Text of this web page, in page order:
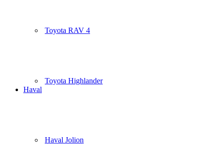
Toyota RAV 4
Toyota Highlander
Haval
Haval Jolion